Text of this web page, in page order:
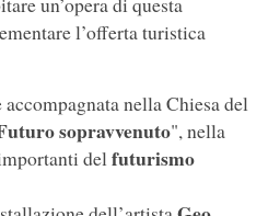
l’offerta turistica
accompagnata nella Chiesa del
sopravvenuto", nella
delfuturismo